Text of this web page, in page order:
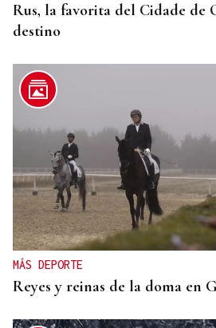
Rus, la favorita del Cidade de
destino
MÁS DEPORTE
Reyes y reinas de la doma en